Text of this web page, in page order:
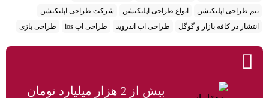
تیم طراحی اپلیکیشن
انواع طراحی اپلیکیشن
شرکت طراحی اپلیکیشن
انتشار در کافه بازار و گوگل
طراحی اپ اندروید طراحی اپ ios طراحی بازی
بیش از 2 هزار میلیارد تومان